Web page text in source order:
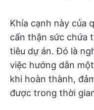
Khía cạnh này của
cẩn thận sức chứa
tiêu dự án. Đó là
việc hướng dẫn
khi hoàn thành,
được trong thời